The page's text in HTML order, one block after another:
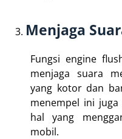
Menjaga
Fungsi engine
menjaga suara
yang kotor dan
menempel ini
hal yang
mobil.